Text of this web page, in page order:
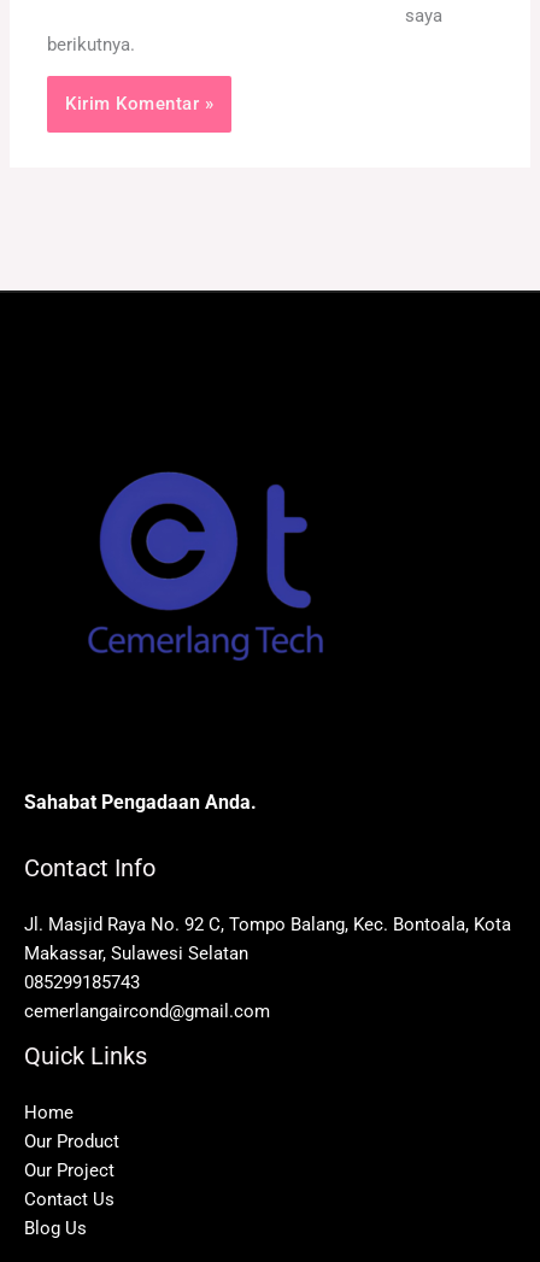
saya
berikutnya.
Sahabat Pengadaan Anda.
Contact Info
Jl. Masjid Raya No. 92 C, Tompo Balang, Kec. Bontoala, Kota
Makassar, Sulawesi Selatan
085299185743
cemerlangaircond@gmail.com
Quick Links
Home
Our Product
Our Project
Contact Us
Blog Us